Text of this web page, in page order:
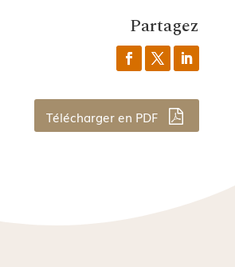
Partagez
Télécharger en PDF